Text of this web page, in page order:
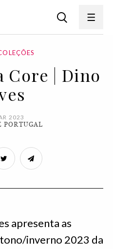
Core | Dino
2023
PORTUGAL
apresenta as
inverno 2023 da